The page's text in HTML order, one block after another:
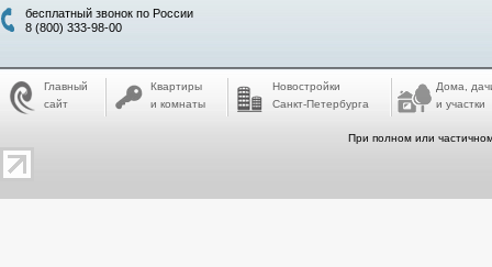
бесплатный звонок по России
8 (800) 333-98-00
Главный
сайт
Квартиры
и комнаты
Новостройки
Санкт-Петербурга
Дома,
и участки
При полном или